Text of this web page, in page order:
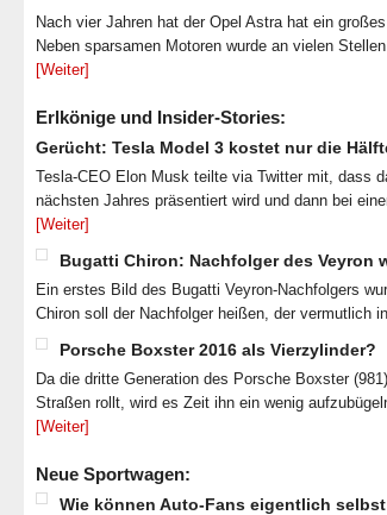
Nach vier Jahren hat der Opel Astra hat ein
Neben sparsamen Motoren wurde an vielen
[Weiter]
Erlkönige und Insider-Stories:
Gerücht: Tesla Model 3 kostet nur die
Tesla-CEO Elon Musk teilte via Twitter mit, dass
nächsten Jahres präsentiert wird und dann bei
[Weiter]
Bugatti Chiron: Nachfolger des Veyron
Ein erstes Bild des Bugatti Veyron-Nachfolgers
Chiron soll der Nachfolger heißen, der vermutlich
Porsche Boxster 2016 als Vierzylinder?
Da die dritte Generation des Porsche Boxster
Straßen rollt, wird es Zeit ihn ein wenig
[Weiter]
Neue Sportwagen:
Wie können Auto-Fans eigentlich